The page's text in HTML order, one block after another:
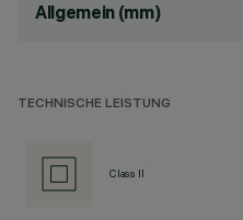
Allgemein (mm)
TECHNISCHE LEISTUNG
Class II